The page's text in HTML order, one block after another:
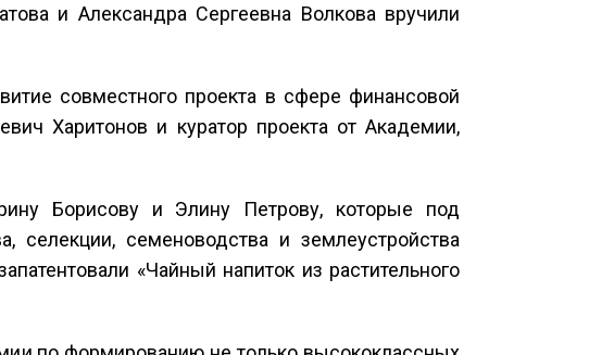
и Александра Сергеевна Волкова вручили
совместного проекта в сфере финансовой
Харитонов и куратор проекта от Академии,
Борисову и Элину Петрову, которые под
селекции, семеноводства и землеустройства
«Чайный напиток из растительного